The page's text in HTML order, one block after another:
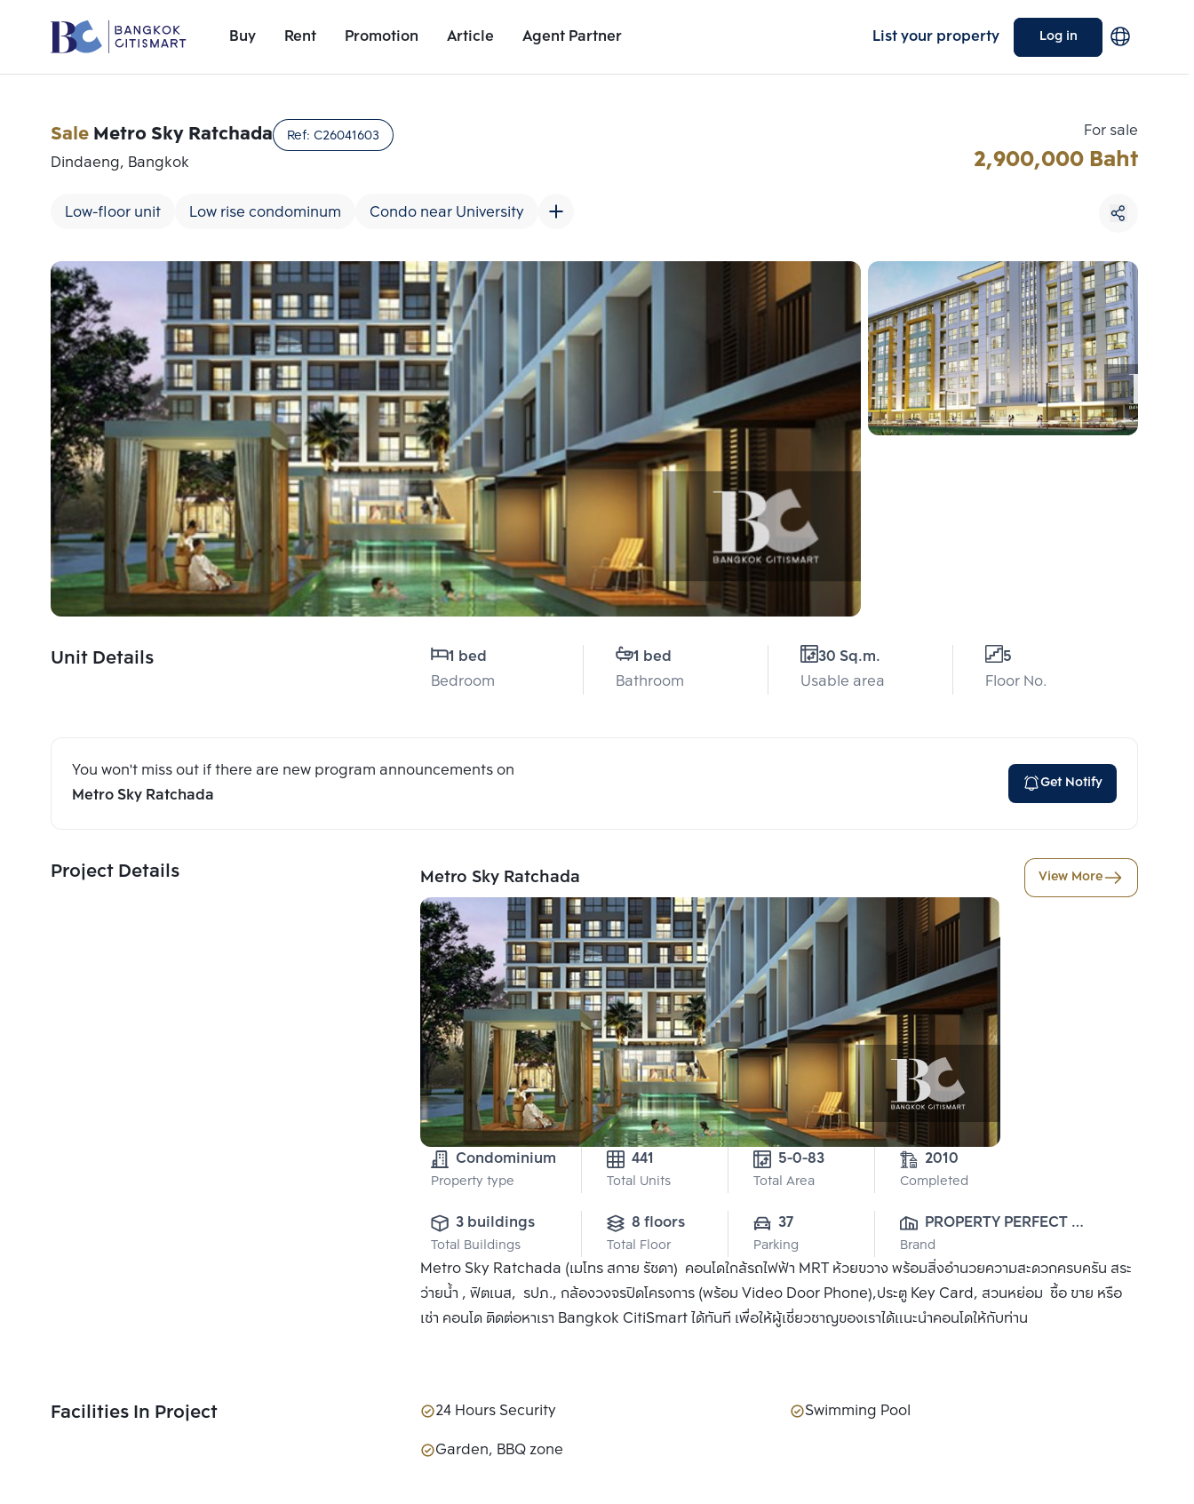
Buy Rent Promotion Article Agent Partner List your property Log in
Unit Details
SaleMetro Sky Ratchada Ref: C26041603
Dindaeng, Bangkok
Low-floor unit Low rise condominum Condo near University
For sale
2,900,000 Baht
Unit Details
1 bed
Bedroom
1 bed
Bathroom
30 Sq.m.
Usable area
5
Floor No.
You won't miss out if there are new program announcements on
Metro Sky Ratchada
Get Notify
Project Details Metro Sky Ratchada View More
Condominium
Property type
441
Total Units Total Area
2010
Completed
3 buildings
Total Buildings
8 floors
Total Floor
37
Parking
PROPERTY PERFECT
PUBLIC CO., LTD.
Brand
Metro Sky Ratchada (เมโทร สกาย รัชดา) คอนโดใกล้รถไฟฟ้า MRT ห้วยขวาง พร้อมสิ่งอำนวยความสะดวกครบครัน สระ
ว่ายน้ำ , ฟิตเนส, รปภ., กล้องวงจรปิดโครงการ (พร้อม Video Door Phone),ประตู Key Card, สวนหย่อม ซื้อ ขาย หรือ
เช่า คอนโด ติดต่อหาเรา Bangkok CitiSmart ได้ทันที เพื่อให้ผู้เชี่ยวชาญของเราได้แนะนำคอนโดให้กับท่าน
Facilities In Project 24 Hours Security
Swimming Pool
Garden, BBQ zone
Add comparative units
Number 1
Add comparative units
Number 2
Add comparative units
Choose comparative unit
Maximum 3 units
Compare
Clear all